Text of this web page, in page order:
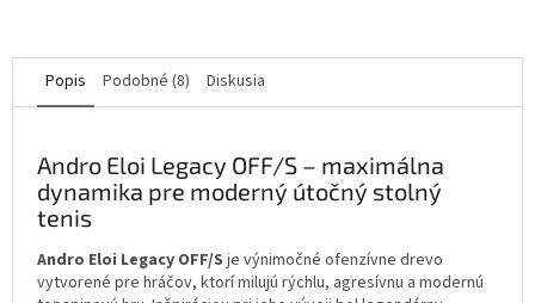
Popis Podobné (8) Diskusia
Andro Eloi Legacy OFF/S – maximálna
dynamika pre moderný útočný stolný
tenis
Andro Eloi Legacy OFF/S je výnimočné ofenzívne drevo
vytvorené pre hráčov, ktorí milujú rýchlu, agresívnu a modernú